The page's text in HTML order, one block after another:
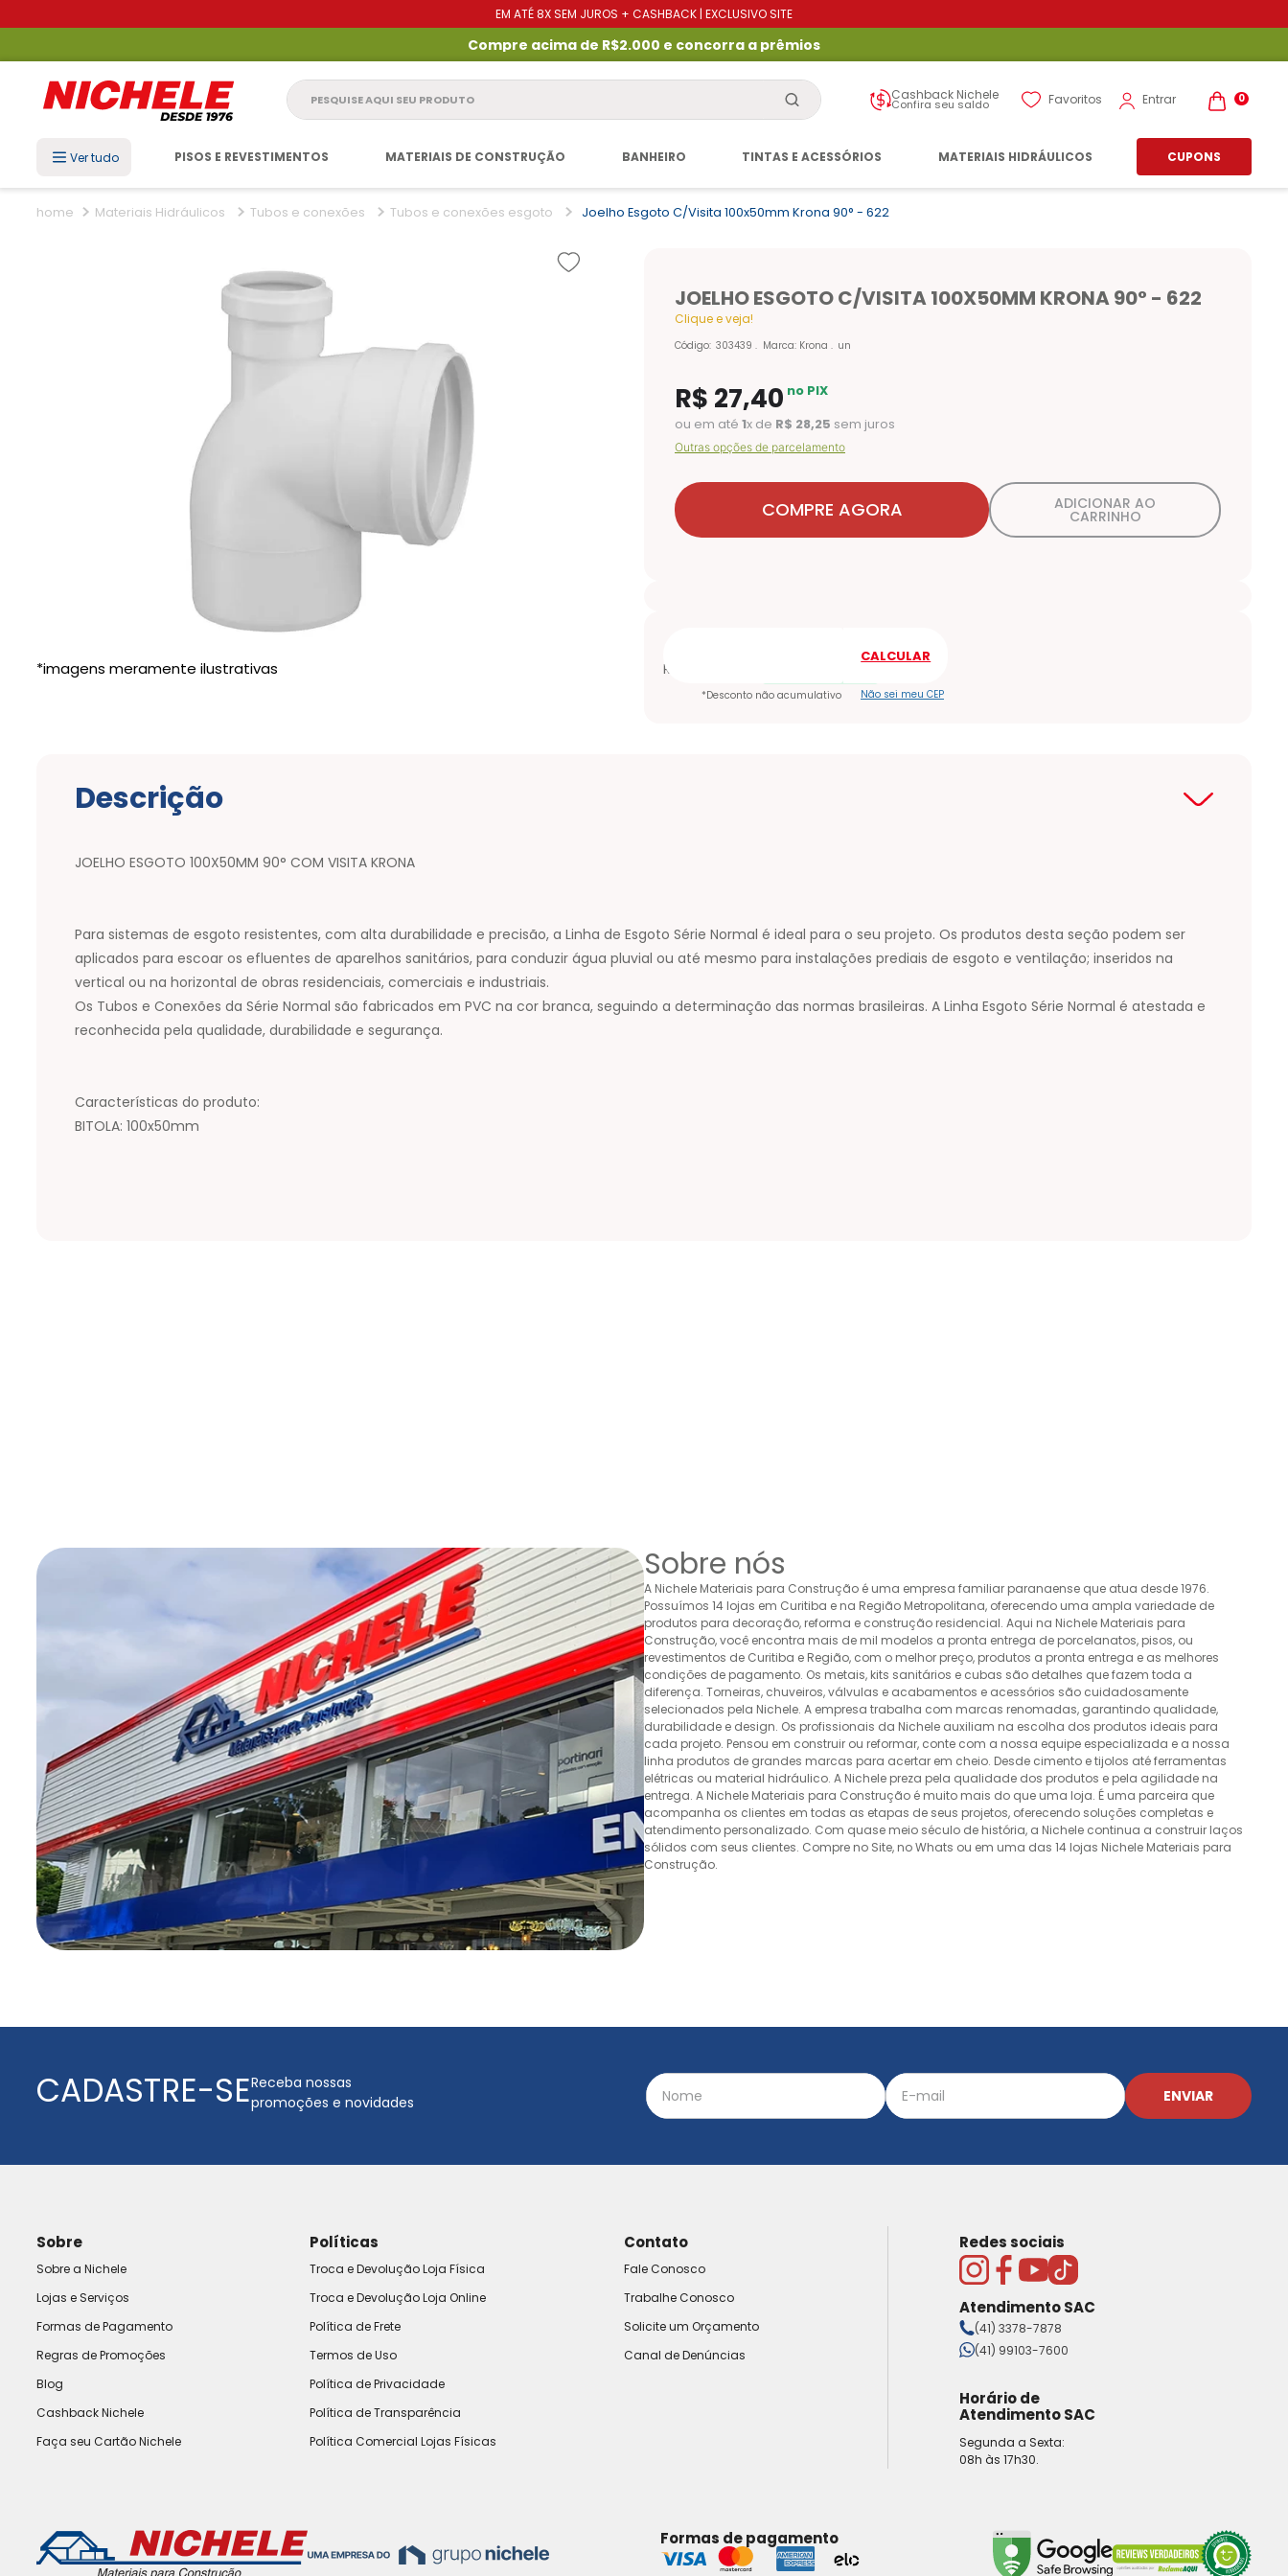
EM ATÉ 8X SEM JUROS + CASHBACK | EXCLUSIVO SITE
Compre acima de R$2.000 e concorra a prêmios
Pesquise aqui seu produto Cashback Nichele
Confira seu saldo Favoritos Entrar 0
Ver tudo PISOS E REVESTIMENTOS MATERIAIS DE CONSTRUÇÃO BANHEIRO TINTAS E ACESSÓRIOS MATERIAIS HIDRÁULICOS CUPONS
Materiais Hidráulicos Tubos e conexões Tubos e conexões esgoto Joelho Esgoto C/visita 100x50mm Krona 90° - 622
JOELHO ESGOTO C/VISITA 100X50MM KRONA 90° - 622
Clique e veja!
Código: 303439 Marca: Krona un
R$ 27,40 no PIX
ou em até 1x de R$ 28,25 sem juros
Outras opções de parcelamento
COMPRE AGORA ADICIONAR AO
CARRINHO
Não sei meu CEP
Descrição
JOELHO ESGOTO 100X50MM 90° COM VISITA KRONA
Para sistemas de esgoto resistentes, com alta durabilidade e precisão, a Linha de Esgoto Série Normal é ideal para o seu projeto. Os produtos desta seção podem ser
aplicados para escoar os efluentes de aparelhos sanitários, para conduzir água pluvial ou até mesmo para instalações prediais de esgoto e ventilação; inseridos na
vertical ou na horizontal de obras residenciais, comerciais e industriais.
Os Tubos e Conexões da Série Normal são fabricados em PVC na cor branca, seguindo a determinação das normas brasileiras. A Linha Esgoto Série Normal é atestada e
reconhecida pela qualidade, durabilidade e segurança.
Características do produto:
BITOLA: 100x50mm
Sobre nós
A Nichele Materiais para Construção é uma empresa familiar paranaense que atua desde 1976.
Possuímos 14 lojas em Curitiba e na Região Metropolitana, oferecendo uma ampla variedade de
produtos para decoração, reforma e construção residencial. Aqui na Nichele Materiais para
Construção, você encontra mais de mil modelos a pronta entrega de porcelanatos, pisos, ou
revestimentos de Curitiba e Região, com o melhor preço, produtos a pronta entrega e as melhores
condições de pagamento. Os metais, kits sanitários e cubas são detalhes que fazem toda a
diferença. Torneiras, chuveiros, válvulas e acabamentos e acessórios são cuidadosamente
selecionados pela Nichele. A empresa trabalha com marcas renomadas, garantindo qualidade,
durabilidade e design. Os profissionais da Nichele auxiliam na escolha dos produtos ideais para
cada projeto. Pensou em construir ou reformar, conte com a nossa equipe especializada e a nossa
linha produtos de grandes marcas para acertar em cheio. Desde cimento e tijolos até ferramentas
elétricas ou material hidráulico. A Nichele preza pela qualidade dos produtos e pela agilidade na
entrega. A Nichele Materiais para Construção é muito mais do que uma loja. É uma parceira que
acompanha os clientes em todas as etapas de seus projetos, oferecendo soluções completas e
atendimento personalizado. Com quase meio século de história, a Nichele continua a construir laços
sólidos com seus clientes. Compre no Site, no Whats ou em uma das 14 lojas Nichele Materiais para
Construção.
CADASTRE-SEReceba nossas
promoções e novidades
ENVIAR
Sobre
Sobre a Nichele
Lojas e Serviços
Formas de Pagamento
Regras de Promoções
Blog
Cashback Nichele
Faça seu Cartão Nichele
Políticas
Troca e Devolução Loja Física
Troca e Devolução Loja Online
Política de Frete
Termos de Uso
Política de Privacidade
Política de Transparência
Política Comercial Lojas Físicas
Contato
Fale Conosco
Trabalhe Conosco
Solicite um Orçamento
Canal de Denúncias
Redes sociais
Atendimento SAC
(41) 3378-7878
(41) 99103-7600
Horário de
Atendimento SAC
Segunda a Sexta:
08h às 17h30.
Formas de pagamento